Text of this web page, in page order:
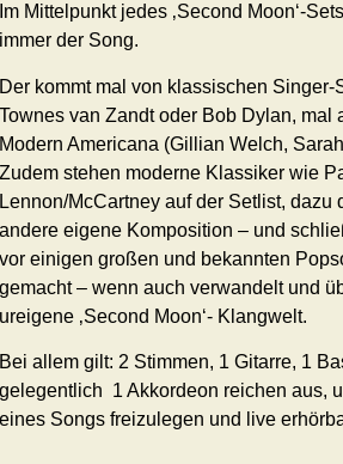
Im Mittelpunkt jedes ‚Second Moon‘-
immer der Song.
Der kommt mal von klassischen Singer-
Townes van Zandt oder Bob Dylan, mal
Modern Americana (Gillian Welch,
Zudem stehen moderne Klassiker wie
Lennon/McCartney auf der Setlist, dazu
andere eigene Komposition – und
vor einigen großen und bekannten
gemacht – wenn auch verwandelt und
ureigene ‚Second Moon‘- Klangwelt.
Bei allem gilt: 2 Stimmen, 1 Gitarre, 1
gelegentlich 1 Akkordeon reichen aus,
eines Songs freizulegen und live